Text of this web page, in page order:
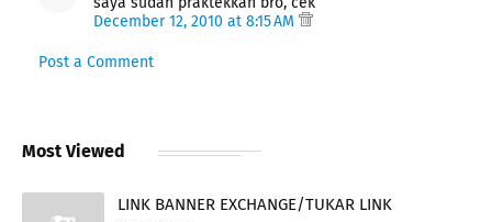
December 12, 2010 at 8:15 AM
Post a Comment
Most Viewed
LINK BANNER EXCHANGE/TUKAR LINK